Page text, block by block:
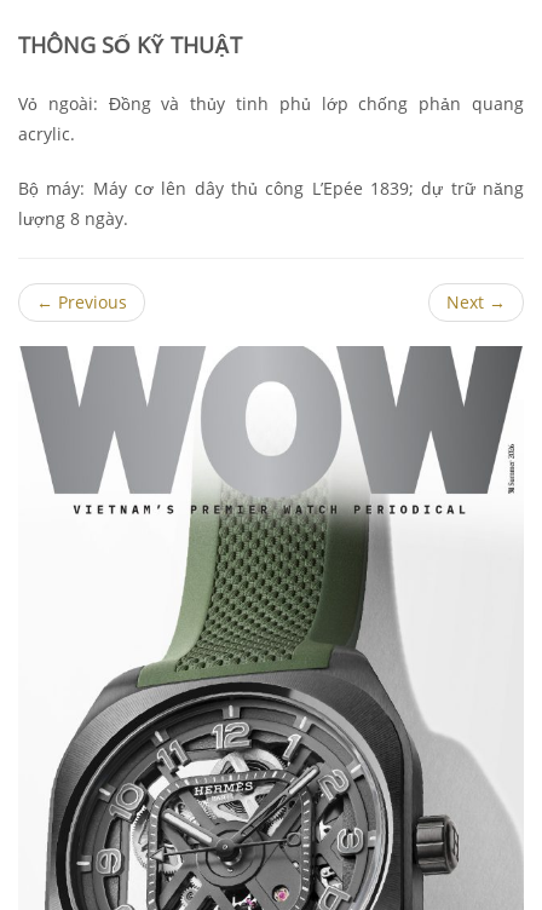
THÔNG SỐ KỸ THUẬT
Vỏ ngoài: Đồng và thủy tinh phủ lớp chống phản quang
acrylic.
Bộ máy: Máy cơ lên dây thủ công L’Epée 1839; dự trữ năng
lượng 8 ngày.
← Previous Next →